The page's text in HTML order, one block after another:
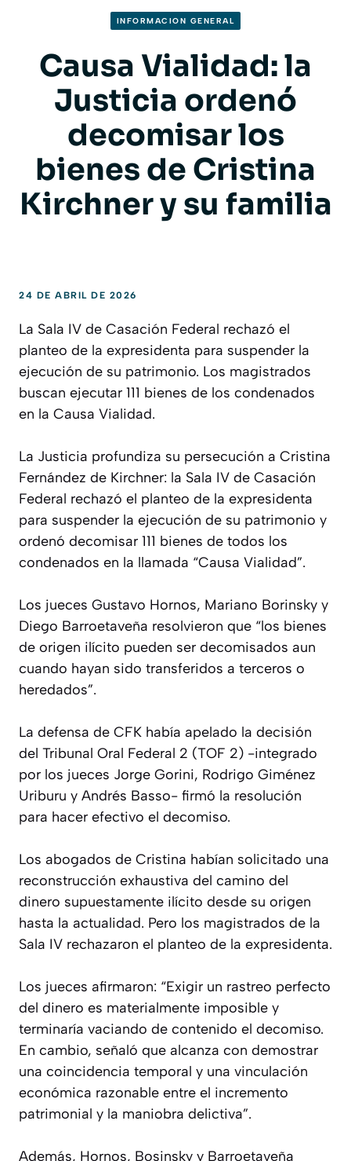
INFORMACION GENERAL
Causa Vialidad: la
Justicia ordenó
decomisar los
bienes de Cristina
Kirchner y su familia
24 DE ABRIL DE 2026
La Sala IV de Casación Federal rechazó el
planteo de la expresidenta para suspender la
ejecución de su patrimonio. Los magistrados
buscan ejecutar 111 bienes de los condenados
en la Causa Vialidad.
La Justicia profundiza su persecución a Cristina
Fernández de Kirchner: la Sala IV de Casación
Federal rechazó el planteo de la expresidenta
para suspender la ejecución de su patrimonio y
ordenó decomisar 111 bienes de todos los
condenados en la llamada “Causa Vialidad”.
Los jueces Gustavo Hornos, Mariano Borinsky y
Diego Barroetaveña resolvieron que “los bienes
de origen ilícito pueden ser decomisados aun
cuando hayan sido transferidos a terceros o
heredados”.
La defensa de CFK había apelado la decisión
del Tribunal Oral Federal 2 (TOF 2) -integrado
por los jueces Jorge Gorini, Rodrigo Giménez
Uriburu y Andrés Basso- firmó la resolución
para hacer efectivo el decomiso.
Los abogados de Cristina habían solicitado una
reconstrucción exhaustiva del camino del
dinero supuestamente ilícito desde su origen
hasta la actualidad. Pero los magistrados de la
Sala IV rechazaron el planteo de la expresidenta.
Los jueces afirmaron: “Exigir un rastreo perfecto
del dinero es materialmente imposible y
terminaría vaciando de contenido el decomiso.
En cambio, señaló que alcanza con demostrar
una coincidencia temporal y una vinculación
económica razonable entre el incremento
patrimonial y la maniobra delictiva”.
Además, Hornos, Bosinsky y Barroetaveña